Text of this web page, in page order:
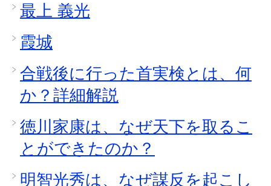
最上 義光
霞城
合戦後に行った首実検とは、何
か？詳細解説
徳川家康は、なぜ天下を取るこ
とができたのか？
明智光秀は、なぜ謀反を起こし